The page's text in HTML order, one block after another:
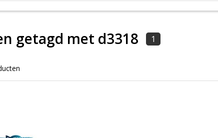
getagd met d3318 1